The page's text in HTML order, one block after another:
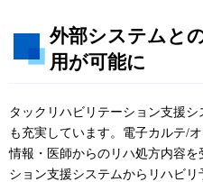
外部システムと
用が可能に
タックリハビリテーション支援
も充実しています。電子カルテ/
情報・医師からのリハ処方内容
ション支援システムからリハビ